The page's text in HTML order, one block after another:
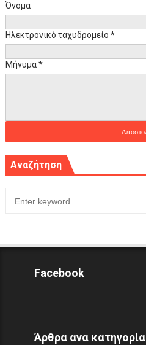
Όνομα
Ηλεκτρονικό ταχυδρομείο *
Μήνυμα*
Αναζήτηση
Facebook
Άρθρα ανα κατηγορία